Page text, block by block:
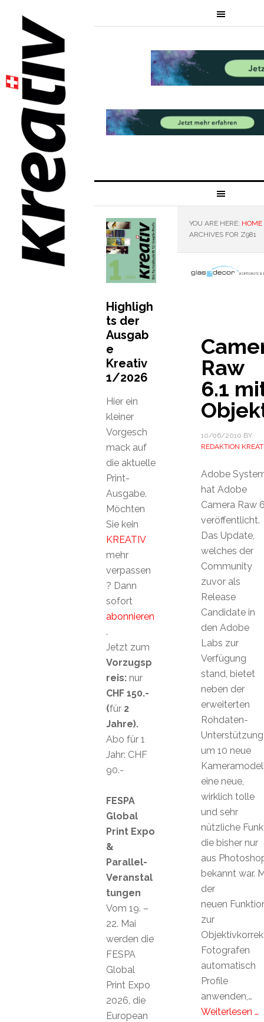
YOU ARE HERE: HOME
ARCHIVES FOR Z981
Raw
6.1
10/06/2010 BY
REDAKTION
Adobe
hat Adobe
Camera Raw
veröffentlicht.
Das Update,
welches der
Community
zuvor als
Release
Candidate in
den Adobe
Labs zur
Verfügung
stand, bietet
neben der
erweiterten
Rohdaten-
Unterstützung
um 10 neue
eine neue,
wirklich tolle
und sehr
nützliche
die bisher nur
aus
bekannt war.
der
neuen
zur
Fotografen
automatisch
Profile
anwenden,…
Weiterlesen …
Highligh
ts der
Ausgab
e
Kreativ
1/2026
Hier ein
kleiner
Vorgesch
mack auf
die aktuelle
Print-
Ausgabe.
Möchten
Sie kein
KREATIV
mehr
verpassen
? Dann
sofort
abonnieren
.
Jetzt zum
Vorzugsp
reis: nur
CHF 150.-
(für 2
Jahre).
Abo für 1
Jahr: CHF
90.-
FESPA
Global
Print Expo
&
Parallel-
Veranstal
tungen
Vom 19. –
22. Mai
werden die
FESPA
Global
Print Expo
2026, die
European